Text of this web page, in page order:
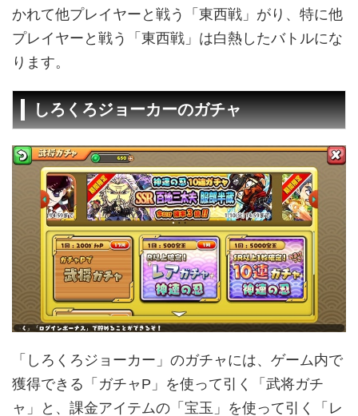
かれて他プレイヤーと戦う「東西戦」がり、特に他
プレイヤーと戦う「東西戦」は白熱したバトルにな
ります。
しろくろジョーカーのガチャ
「しろくろジョーカー」のガチャには、ゲーム内で
獲得できる「ガチャP」を使って引く「武将ガチ
ャ」と、課金アイテムの「宝玉」を使って引く「レ